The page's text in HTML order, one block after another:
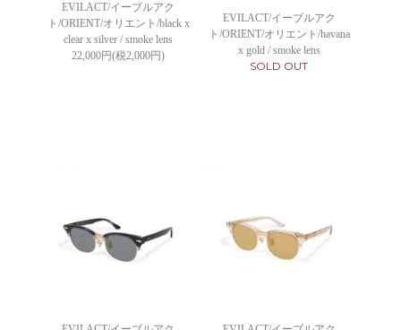
EVILACT/イーブルアク
ト/ORIENT/オリエント/black x
clear x silver / smoke lens
22,000円(税2,000円)
EVILACT/イーブルアク
ト/ORIENT/オリエント/havana
x gold / smoke lens
SOLD OUT